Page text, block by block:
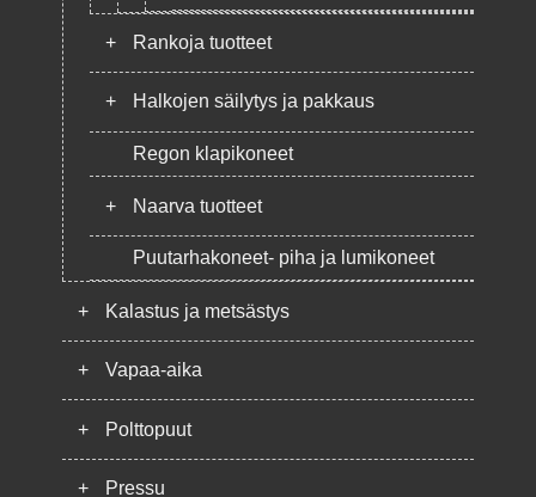
+ Rankoja tuotteet
+ Halkojen säilytys ja pakkaus
Regon klapikoneet
+ Naarva tuotteet
Puutarhakoneet- piha ja lumikoneet
+ Kalastus ja metsästys
+ Vapaa-aika
+ Polttopuut
+ Pressu